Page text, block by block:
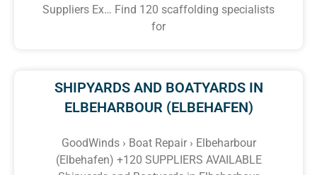
Suppliers Ex… Find 120 scaffolding specialists
for
SHIPYARDS AND BOATYARDS IN
ELBEHARBOUR (ELBEHAFEN)
GoodWinds › Boat Repair › Elbeharbour
(Elbehafen) +120 SUPPLIERS AVAILABLE